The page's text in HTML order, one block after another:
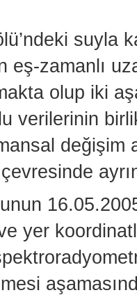
suyla
eş-zamanlı
olup iki
verilerinin
değişim
yer